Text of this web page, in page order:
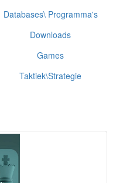
Databases\ Programma's
Downloads
Games
Taktiek\Strategie